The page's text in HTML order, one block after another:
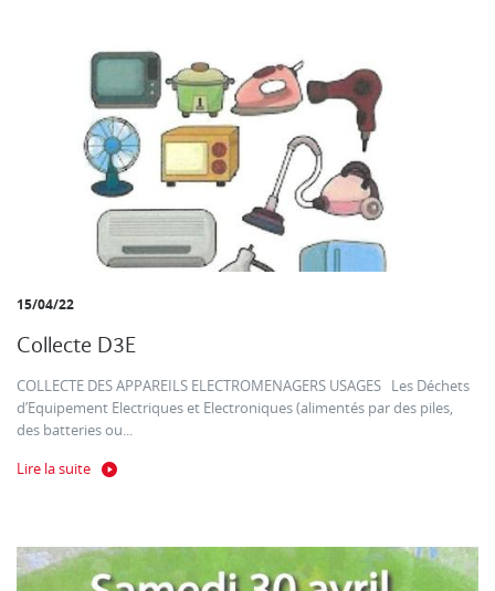
15/04/22
Collecte D3E
COLLECTE DES APPAREILS ELECTROMENAGERS USAGES Les Déchets
d’Equipement Electriques et Electroniques (alimentés par des piles,
des batteries ou...
Lire la suite